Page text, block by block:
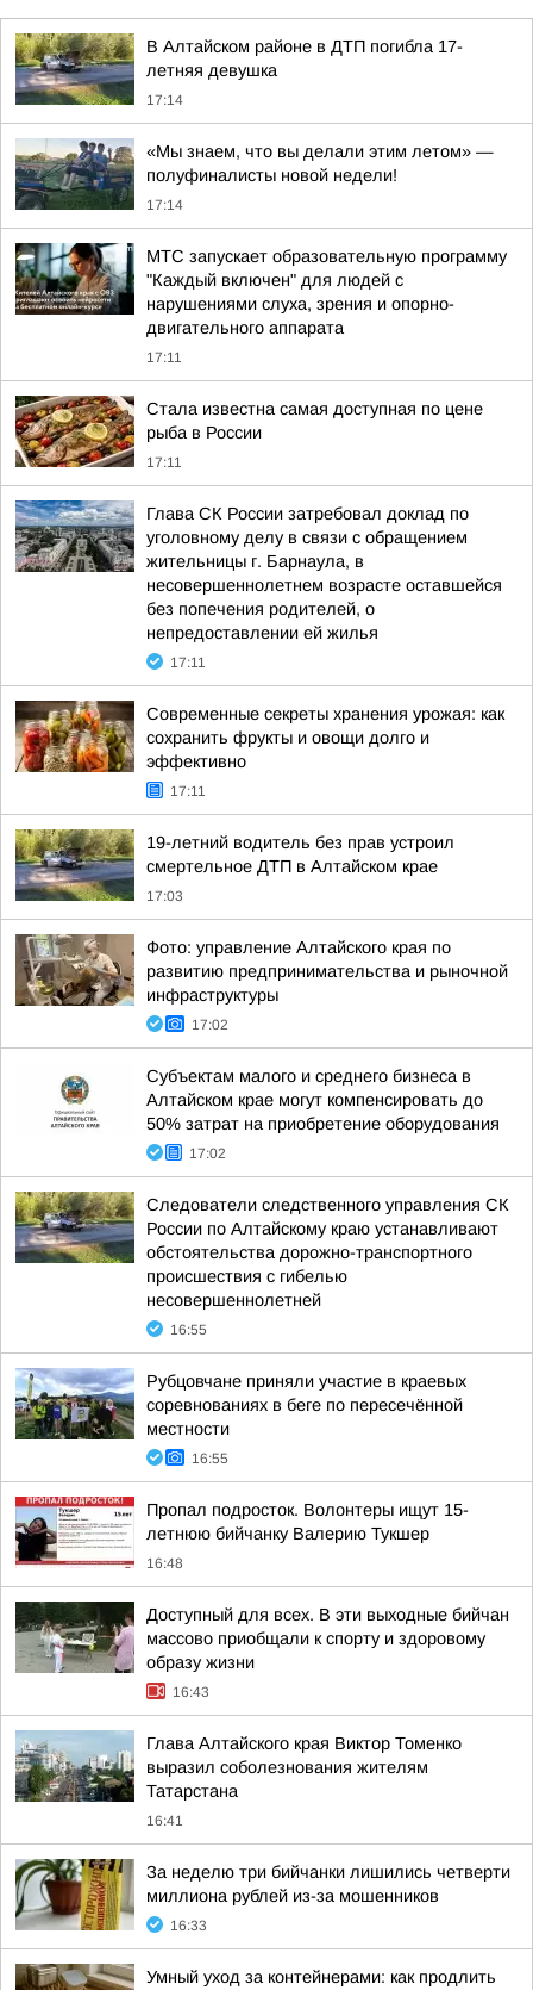
В Алтайском районе в ДТП погибла 17-
летняя девушка
17:14
«Мы знаем, что вы делали этим летом» —
полуфиналисты новой недели!
17:14
МТС запускает образовательную программу
"Каждый включен" для людей с
нарушениями слуха, зрения и опорно-
двигательного аппарата
17:11
Стала известна самая доступная по цене
рыба в России
17:11
Глава СК России затребовал доклад по
уголовному делу в связи с обращением
жительницы г. Барнаула, в
несовершеннолетнем возрасте оставшейся
без попечения родителей, о
непредоставлении ей жилья
17:11
Современные секреты хранения урожая: как
сохранить фрукты и овощи долго и
эффективно
17:11
19-летний водитель без прав устроил
смертельное ДТП в Алтайском крае
17:03
Фото: управление Алтайского края по
развитию предпринимательства и рыночной
инфраструктуры
17:02
Субъектам малого и среднего бизнеса в
Алтайском крае могут компенсировать до
50% затрат на приобретение оборудования
17:02
Следователи следственного управления СК
России по Алтайскому краю устанавливают
обстоятельства дорожно-транспортного
происшествия с гибелью
несовершеннолетней
16:55
Рубцовчане приняли участие в краевых
соревнованиях в беге по пересечённой
местности
16:55
Пропал подросток. Волонтеры ищут 15-
летнюю бийчанку Валерию Тукшер
16:48
Доступный для всех. В эти выходные бийчан
массово приобщали к спорту и здоровому
образу жизни
16:43
Глава Алтайского края Виктор Томенко
выразил соболезнования жителям
Татарстана
16:41
За неделю три бийчанки лишились четверти
миллиона рублей из-за мошенников
16:33
Умный уход за контейнерами: как продлить